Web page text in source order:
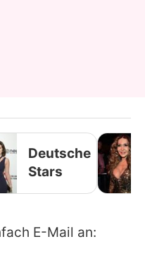
Deutsche
Stars
E-Mail an: